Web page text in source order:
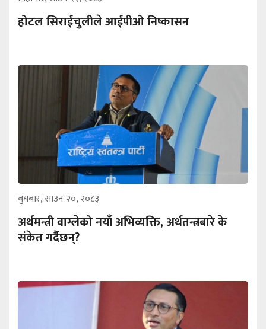
होटल सिराईचुलीले आईपीओ निष्कासन
बुधबार, साउन २०, २०८३
अर्थमन्त्री वाग्लेको नयाँ अभिव्यक्ति, अर्थतन्त्रबारे के
संकेत गर्दैछन्?